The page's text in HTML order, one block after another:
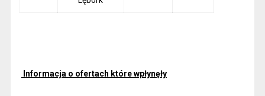
nformacja o ofertach które wpłynęły